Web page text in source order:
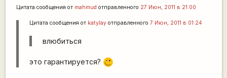
Цитата сообщения от mаhmud отправленного 27 Июн, 2011 в 21:00
Цитата сообщения от katylayотправленного 7 Июн, 2011 в 01:24
влюбиться
это гарантируется? ,-)